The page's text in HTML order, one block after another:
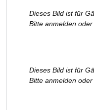
Dieses Bild ist für
Bitte anmelden
Dieses Bild ist für
Bitte anmelden